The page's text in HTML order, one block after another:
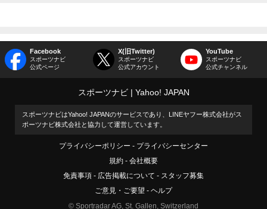
Facebook
スポーツナビ
公式ページ
X(旧Twitter)
スポーツナビ
公式アカウント
YouTube
スポーツナビ
公式チャンネル
スポーツナビ Yahoo! JAPAN
スポーツナビはYahoo! JAPANのサービスであり、LINEヤフー株式会社がス
ポーツナビ株式会社と協力して運営しています。
プライバシーポリシー
プライバシーセンター
規約
会社概要
免責事項
広告掲載について
スタッフ募集
ご意見・ご要望
ヘルプ
© Sportradar AG, St. Gallen, Switzerland